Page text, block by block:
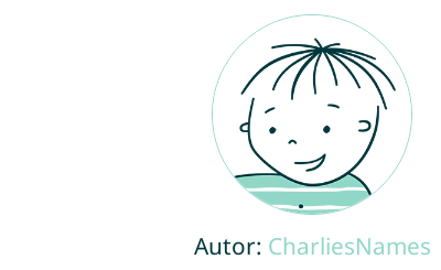
Autor: CharliesNames